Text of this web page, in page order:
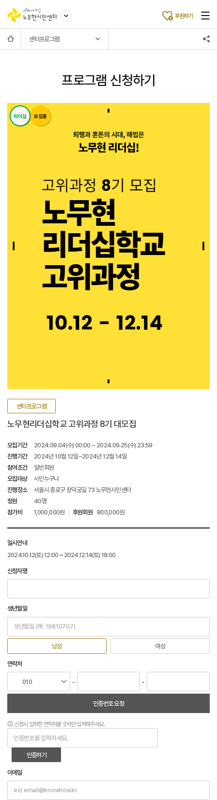
후원하기
센터프로그램
프로그램 신청하기
리더십 모집중
센터프로그램
노무현리더십학교 고위과정 8기 대모집
모집기간
2024.09.04(수) 00:00 ~ 2024.09.25(수) 23:59
진행기간
2024년 10월 12일~2024년 12월 14일
참여조건
일반회원
모집대상
시민누구나
진행장소
서울시 종로구 창덕궁길 73 노무현시민센터
정원
40명
참가비
1,000,000원 후원회원 800,000원
일시안내
2024.10.12(토)12:00 ~ 2024.12.14(토) 18:00
신청자명
생년월일
남성 여성
연락처
- -
인증번호 요청
신청시 입력한 연락처를 숫자만 입력해주세요.
인증하기
이메일